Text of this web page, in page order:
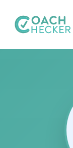
Your Company